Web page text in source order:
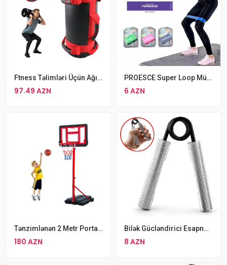
Ftness Təlimləri Üçün Ağırlıq Kisəsi 15 Kq Qırmızı Ağırlıq Kisəsi
97.49 AZN
PROESCE Super Loop Müqavimət Bandı Jqut
6 AZN
Tənzimlənən 2 Metr Portativ Basketbol Stendi
180 AZN
Bilək Gücləndirici Esapnder Professional Metal Hand Gripper 100Lbs
8 AZN